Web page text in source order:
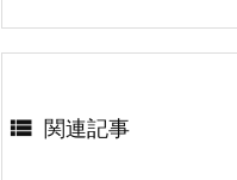
 関連記事